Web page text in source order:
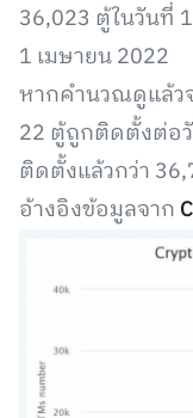
36,023 ตู้ในวันที่
1 เมษายน 2022
หากคำนวณดูแล้ว
22 ตู้ถูกติดตั้งต่อวั
ติดตั้งแล้วกว่า
อ้างอิงข้อมูลจาก